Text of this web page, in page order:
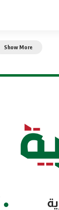
Show More